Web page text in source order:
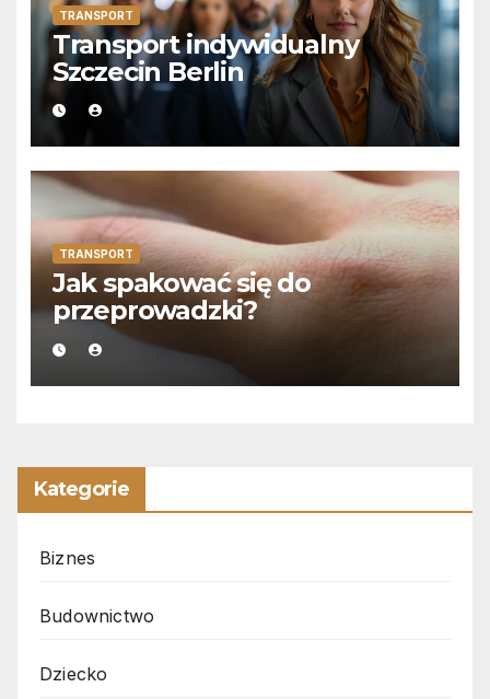
TRANSPORT
Transport indywidualny
Szczecin Berlin
TRANSPORT
Jak spakować się do
przeprowadzki?
Kategorie
Biznes
Budownictwo
Dziecko